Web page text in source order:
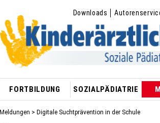
Downloads
FORTBILDUNG SOZIALPÄDIATRIE
Meldungen > Digitale Suchtprävention in der Schule